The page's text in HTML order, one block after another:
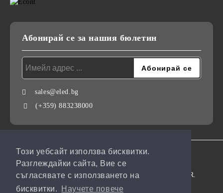
Този уебсайт използва бисквитки.
Разглеждайки сайта, Вие се
съгласявате с използването на
бисквитки.
Научете повече
Абонирай се за нашия бюлетин
sales@eled.bg
(+359) 883238000
GDPR
Нашият онлайн магазин е 100% съобразен с GDPR.